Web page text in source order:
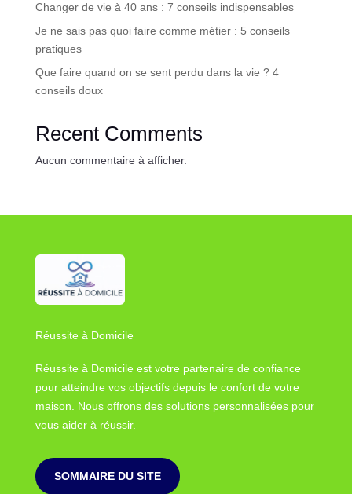
Changer de vie à 40 ans : 7 conseils indispensables
Je ne sais pas quoi faire comme métier : 5 conseils
pratiques
Que faire quand on se sent perdu dans la vie ? 4
conseils doux
Recent Comments
Aucun commentaire à afficher.
Réussite à Domicile
Réussite à Domicile est votre partenaire de confiance
pour atteindre vos objectifs depuis le confort de votre
maison. Nous offrons des solutions personnalisées pour
vous aider à réussir.
SOMMAIRE DU SITE